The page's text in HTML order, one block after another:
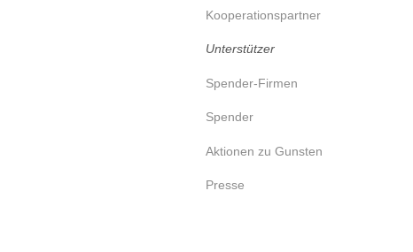
Kooperationspartner
Unterstützer
Spender-Firmen
Spender
Aktionen zu Gunsten
Presse